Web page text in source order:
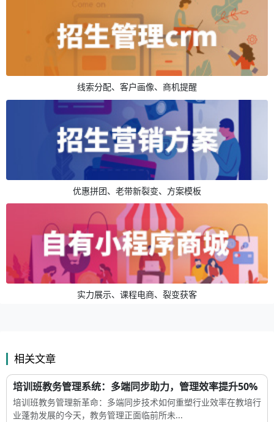
线索分配、客户画像、商机提醒
优惠拼团、老带新裂变、方案模板
实力展示、课程电商、裂变获客
相关文章
培训班教务管理系统：多端同步助力，管理效率提升50%
培训班教务管理新革命：多端同步技术如何重塑行业效率在教培行
业蓬勃发展的今天，教务管理正面临前所未...